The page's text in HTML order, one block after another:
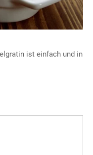
ist einfach und in